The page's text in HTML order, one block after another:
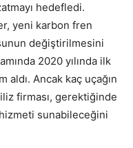
hedefledi.
yeni karbon fren
değiştirilmesini
2020 yılında ilk
aldı. Ancak kaç uçağın
firması, gerektiğinde
sunabileceğini